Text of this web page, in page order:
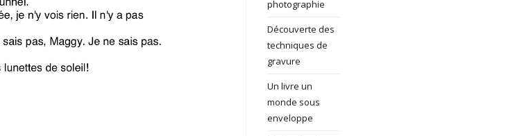
photographie
Découverte des
techniques de
gravure
Un livre un
monde sous
enveloppe